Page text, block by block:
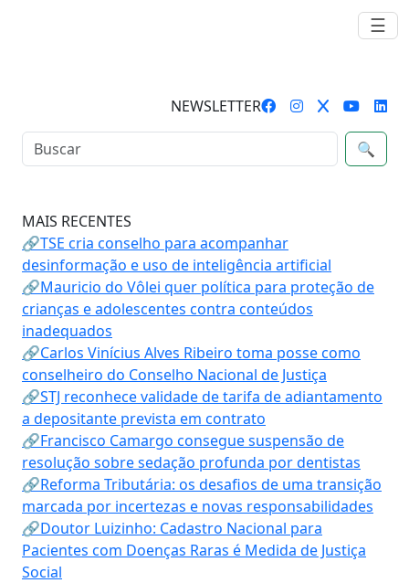
☰
NEWSLETTER
🔍
MAIS RECENTES
🔗TSE cria conselho para acompanhar
desinformação e uso de inteligência artificial
🔗Mauricio do Vôlei quer política para proteção de
crianças e adolescentes contra conteúdos
inadequados
🔗Carlos Vinícius Alves Ribeiro toma posse como
conselheiro do Conselho Nacional de Justiça
🔗STJ reconhece validade de tarifa de adiantamento
a depositante prevista em contrato
🔗Francisco Camargo consegue suspensão de
resolução sobre sedação profunda por dentistas
🔗Reforma Tributária: os desafios de uma transição
marcada por incertezas e novas responsabilidades
🔗Doutor Luizinho: Cadastro Nacional para
Pacientes com Doenças Raras é Medida de Justiça
Social